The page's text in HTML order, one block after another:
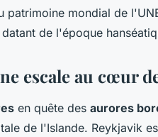
patrimoine mondial de
de l'époque
escale au cœur
en quête des aurores
de l'Islande. Reykjavik